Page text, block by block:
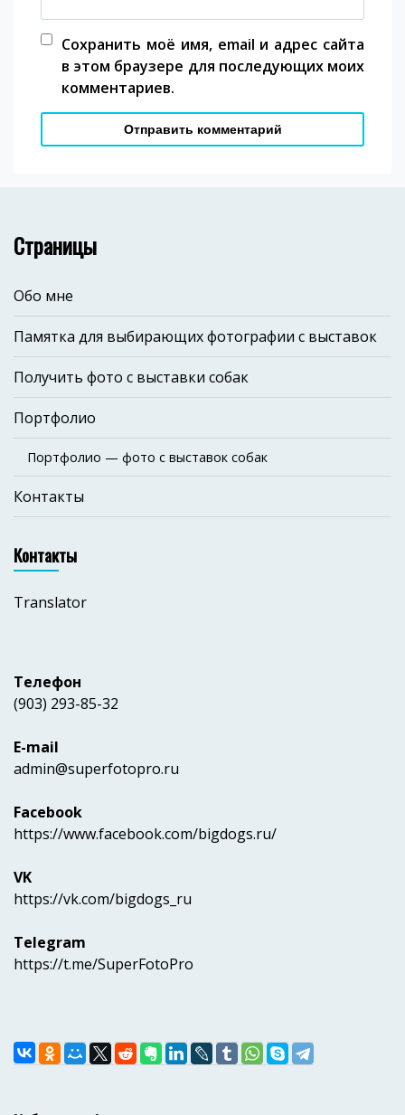
Сохранить моё имя, email и адрес сайта
в этом браузере для последующих моих
комментариев.
Страницы
Обо мне
Памятка для выбирающих фотографии с выставок
Получить фото с выставки собак
Портфолио
Портфолио — фото с выставок собак
Контакты
Контакты
Translator
Телефон
(903) 293-85-32
E-mail
admin@superfotopro.ru
Facebook
https://www.facebook.com/bigdogs.ru/
VK
https://vk.com/bigdogs_ru
Telegram
https://t.me/SuperFotoPro